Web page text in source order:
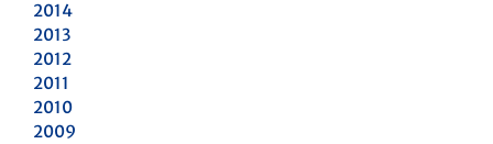
2014
2013
2012
2011
2010
2009